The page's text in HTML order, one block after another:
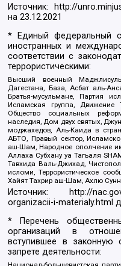
Источник: http://
на23.12.2021
* Единый федеральный
иностранных и
соответствии с
террористическими:
Высший военный
Дагестана, База, Асбат аль-
Братья-мусульмане, Партия
Исламская группа, Движение
Общество социальных
наследия, Дом двух святых,
моджахедов, Аль-Каида в
АБТО, Правый сектор,
аш-Шам, Народное ополчение
Аллаха Субхану уа Тагьаля
Тавхида Валь-Джихад,
исломи, Террористическое
Хайят Тахрир аш-Шам, Ахлю
Источник:
http://
organizacii-i-materialy.html
* Перечень
организаций в
вступившее в законную
запрете деятельности: